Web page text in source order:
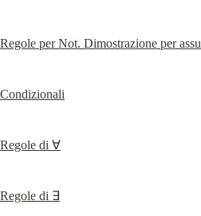
Regole per Not. Dimostrazione per
Condizionali
Regole di ∀
Regole di ∃